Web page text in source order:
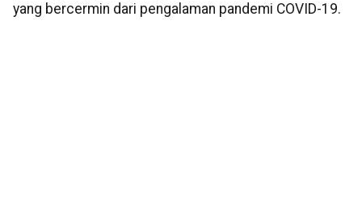
yang bercermin dari pengalaman pandemi COVID-19.